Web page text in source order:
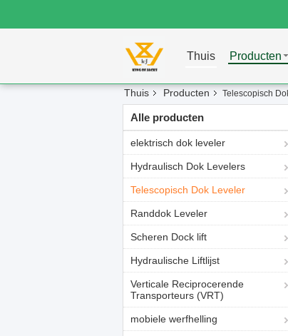
Thuis Producten
Thuis Producten Telescopisch
Alle producten
elektrisch dok leveler
Hydraulisch Dok Levelers
Telescopisch Dok Leveler
Randdok Leveler
Scheren Dock lift
Hydraulische Liftlijst
Verticale Reciprocerende
Transporteurs (VRT)
mobiele werfhelling